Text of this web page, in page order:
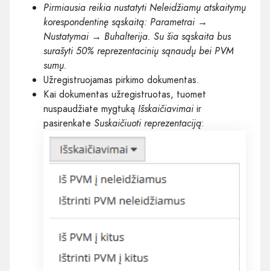
Pirmiausia reikia nustatyti Neleidžiamų atskaitymų
korespondentinę sąskaitą: Parametrai →
Nustatymai → Buhalterija. Su šia sąskaita bus
surašyti 50% reprezentacinių sąnaudų bei PVM
sumų.
Užregistruojamas pirkimo dokumentas.
Kai dokumentas užregistruotas, tuomet
nuspaudžiate mygtuką Išskaičiavimai ir
pasirenkate Suskaičiuoti reprezentaciją: